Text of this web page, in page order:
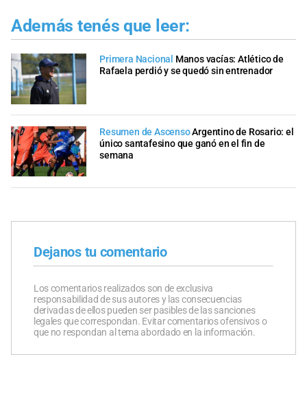
Además tenés que leer:
Primera Nacional Manos vacías: Atlético de
Rafaela perdió y se quedó sin entrenador
Resumen de AscensoArgentino de Rosario: el
único santafesino que ganó en el fin de
semana
Dejanos tu comentario
Los comentarios realizados son de exclusiva
responsabilidad de sus autores y las consecuencias
derivadas de ellos pueden ser pasibles de las sanciones
legales que correspondan. Evitar comentarios ofensivos o
que no respondan al tema abordado en la información.